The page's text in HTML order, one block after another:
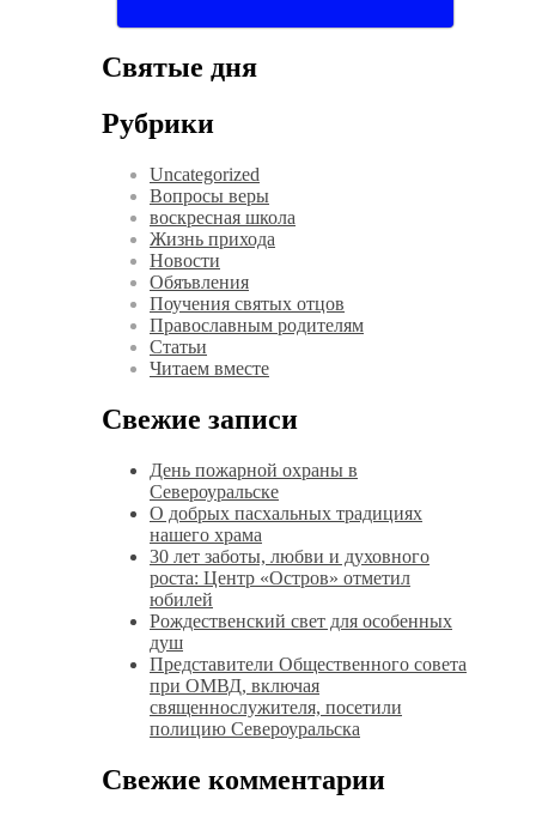
Святые дня
Рубрики
Uncategorized
Вопросы веры
воскресная школа
Жизнь прихода
Новости
Обяъвления
Поучения святых отцов
Православным родителям
Статьи
Читаем вместе
Свежие записи
День пожарной охраны в
Североуральске
О добрых пасхальных традициях
нашего храма
30 лет заботы, любви и духовного
роста: Центр «Остров» отметил
юбилей
Рождественский свет для особенных
душ
Представители Общественного совета
при ОМВД, включая
священнослужителя, посетили
полицию Североуральска
Свежие комментарии